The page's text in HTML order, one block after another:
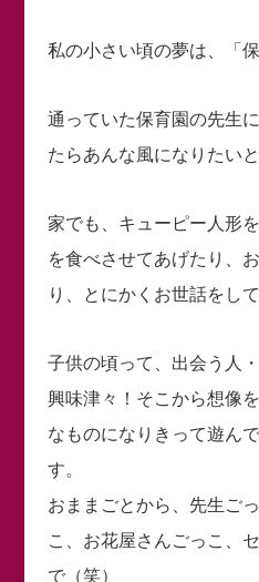
私の小さい頃の夢は、「
通っていた保育園の先生
たらあんな風になりたい
家でも、キューピー人形
を食べさせてあげたり、
り、とにかくお世話をし
子供の頃って、出会う人
興味津々！そこから想像
なものになりきって遊ん
す。
おままごとから、先生ご
こ、お花屋さんごっこ、
で（笑）